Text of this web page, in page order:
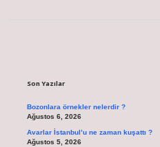
Son Yazılar
Bozonlara örnekler nelerdir ?
Ağustos 6, 2026
Avarlar İstanbul’u ne zaman kuşattı ?
Ağustos 5, 2026